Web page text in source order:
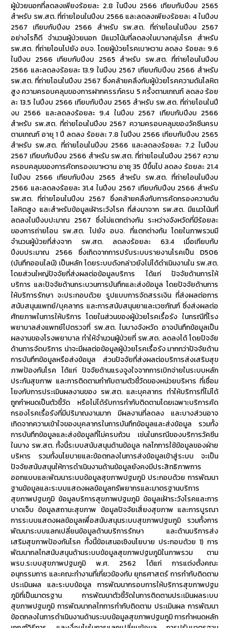
ผู้ป่วยนอกที่ลดลงเพียงร้อยละ 2.8 ในปีงบ 2566 เทียบกับปีงบ 2565
สำหรับ รพ.สต. ที่ถ่ายโอนในปีงบ 2566 และลดลงเพียงร้อยละ 4 ในปีงบ
2567 เทียบกับปีงบ 2566 สำหรับ รพ.สต. ที่ถ่ายโอนในปีงบ 2567
อย่างไรก็ดี จำนวนผู้ป่วยนอก มีแนวโน้มที่ลดลงในบางกลุ่มโรค สำหรับ
รพ.สต. ที่ถ่ายโอนไปยัง อบจ. โดยผู้ป่วยโรคเบาหวาน ลดลง ร้อยละ 9.6
ในปีงบ 2566 เทียบกับปีงบ 2565 สำหรับ รพ.สต. ที่ถ่ายโอนในปีงบ
2566 และลดลงร้อยละ 13.9 ในปีงบ 2567 เทียบกับปีงบ 2566 สำหรับ
รพ.สต. ที่ถ่ายโอนในปีงบ 2567 ซึ่งคล้ายคลึงกับผู้ป่วยโรคความดันโลหิต
สูง ความครอบคลุมของการฝากครรภ์ครบ 5 ครั้งตามเกณฑ์ ลดลง ร้อย
ละ 13.5 ในปีงบ 2566 เทียบกับปีงบ 2565 สำหรับ รพ.สต. ที่ถ่ายโอนในปี
งบ 2566 และลดลงร้อยละ 9.4 ในปีงบ 2567 เทียบกับปีงบ 2566
สำหรับ รพ.สต. ที่ถ่ายโอนในปีงบ 2567 ความครอบคลุมของวัคซีนครบ
ตามเกณฑ์ อายุ 1 ปี ลดลง ร้อยละ 7.8 ในปีงบ 2566 เทียบกับปีงบ 2565
สำหรับ รพ.สต. ที่ถ่ายโอนในปีงบ 2566 และลดลงร้อยละ 7.2 ในปีงบ
2567 เทียบกับปีงบ 2566 สำหรับ รพ.สต. ที่ถ่ายโอนในปีงบ 2567 ความ
ครอบคลุมของการคัดกรองเบาหวาน อายุ 35 ปีขึ้นไป ลดลง ร้อยละ 21.4
ในปีงบ 2566 เทียบกับปีงบ 2565 สำหรับ รพ.สต. ที่ถ่ายโอนในปีงบ
2566 และลดลงร้อยละ 31.4 ในปีงบ 2567 เทียบกับปีงบ 2566 สำหรับ
รพ.สต. ที่ถ่ายโอนในปีงบ 2567 ซึ่งคล้ายคลึงกับการคัดกรองความดัน
โลหิตสูง และสำหรับข้อมูลเฝ้าระวังโรค ที่ส่งมาจาก รพ.สต. มีแนวโน้มที่
ลดลงในปีงบปะมาณ 2567 ซึ่งไม่แตกต่างกัน ระหว่างจังหวัดที่มีร้อยละ
ของการถ่ายโอน รพ.สต. ไปยัง อบจ. ที่แตกต่างกัน โดยในภาพรวมมี
จำนวนผู้ป่วยที่ส่งจาก รพ.สต. ลดลงร้อยละ 63.4 เมื่อเทียบกับ
ปีงบประมาณ 2566 ซึ่งเกิดจากการปรับระบบรายงานโรคเป็น D506
(บันทึกออนไลน์) เป็นหลัก โดยระบบดังกล่าวยังไม่ได้ดำเนินงานใน รพ.สต.
โดยส่วนใหญ่ปัจจัยที่ส่งผลต่อข้อมูลบริการ ได้แก่ ปัจจัยด้านการให้
บริการ และปัจจัยด้านกระบวนการบันทึกและส่งข้อมูล โดยปัจจัยด้านการ
ให้บริการรักษา จะประกอบด้วย รูปแบบการจัดสรรเงิน ที่ส่งผลต่อการ
สนับสนุนแพทย์/บุคลากร และการสนับสนุนยาและเวชภัณฑ์ ซึ่งส่งผลต่อ
ศักยภาพในการให้บริการ โดยในส่วนของผู้ป่วยโรคเรื้อรัง ในกรณีที่โรง
พยาบาลส่งแพทย์ไปตรวจที่ รพ.สต. ในบางจังหวัด อาจบันทึกข้อมูลเป็น
ผลงานของโรงพยาบาล ทำให้จำนวนผู้ป่วยที่ รพ.สต. ลดลงได้ โดยปัจจัย
ด้านการจัดบริการ น่าจะมีผลต่อข้อมูลผู้ป่วยโรคเรื้อรัง มากกว่าปัจจัยด้าน
การบันทึกข้อมูลหรือส่งข้อมูล ส่วนปัจจัยที่ส่งผลต่อบริการส่งเสริมสุข
ภาพป้องกันโรค ได้แก่ ปัจจัยด้านแรงจูงใจจากการเบิกจ่ายในระบบหลัก
ประกันสุขภาพ และการติดตามกำกับตามตัวชี้วัดของหน่วยบริหาร ที่เชื่อม
โยงกับการประเมินผลงานของ รพ.สต. และบุคลากร ทำให้บริการที่ไม่ได้
ถูกกำหนดเป็นตัวชี้วัด หรือไม่ได้รับการกำกับติดตามโดยเฉพาะบริการคัด
กรองโรคเรื้อรังที่มีปริมาณงานมาก มีผลงานที่ลดลง และบางส่วนอาจ
เกิดจากความเข้าใจของบุคลากรในการบันทึกข้อมูลและส่งข้อมูล รวมทั้ง
การบันทึกข้อมูลและส่งข้อมูลที่ไม่ครบถ้วน เช่นในกรณีของบริการวัคซีน
ในบาง รพ.สต. ทั้งนี้ระบบสนับสนุนด้านข้อมูล กลไกการใช้ข้อมูลของฝ่าย
บริหาร รวมทั้งนโยบายและข้อตกลงในการส่งข้อมูลเข้าสู่ระบบ จะเป็น
ปัจจัยสนับสนุนให้การดำเนินงานด้านข้อมูลยังคงมีประสิทธิภาพการ
ออกแบบและพัฒนาระบบข้อมูลสุขภาพปฐมภูมิ ประกอบด้วย การพัฒนา
ฐานข้อมูลและระบบแสดงผลข้อมูลทรัพยากรและมาตรฐานบริการ
สุขภาพปฐมภูมิ ข้อมูลบริการสุขภาพปฐมภูมิ ข้อมูลเฝ้าระวังโรคและการ
บาดเจ็บ ข้อมูลสถานะสุขภาพ ข้อมูลปัจจัยเสี่ยงสุขภาพ และการบูรณา
การระบบแสดงผลข้อมูลเพื่อสนับสนุนระบบสุขภาพปฐมภูมิ รวมทั้งการ
พัฒนาระบบแลกเปลี่ยนข้อมูลด้านบริการรักษา และด้านบริการส่ง
เสริมสุขภาพป้องกันโรค ทั้งนี้ข้อเสนอเชิงนโยบาย ประกอบด้วย 1) การ
พัฒนากลไกสนับสนุนด้านระบบข้อมูลสุขภาพปฐมภูมิในภาพรวม ตาม
พรบ.ระบบสุขภาพปฐมภูมิ พ.ศ. 2562 ได้แก่ การแต่งตั้งคณะ
อนุกรรมการ และคณะทำงานที่เกี่ยวข้องกับ ยุทธศาสตร์ การกำกับติดตาม
ประเมินผล และระบบข้อมูล การพัฒนากรอบการให้บริการสุขภาพปฐม
ภูมิที่เป็นมาตรฐาน การพัฒนาตัวชี้วัดในการติดตามประเมินผลระบบ
สุขภาพปฐมภูมิ การพัฒนากลไกการกำกับติดตาม ประเมินผล การพัฒนา
ข้อตกลงในการดำเนินงานด้านระบบข้อมูลสุขภาพปฐมภูมิ การกำหนดหลัก